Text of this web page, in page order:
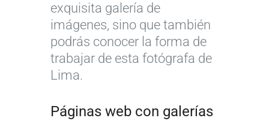
exquisita galería de
imágenes, sino que también
podrás conocer la forma de
trabajar de esta fotógrafa de
Lima.
Páginas web con galerías